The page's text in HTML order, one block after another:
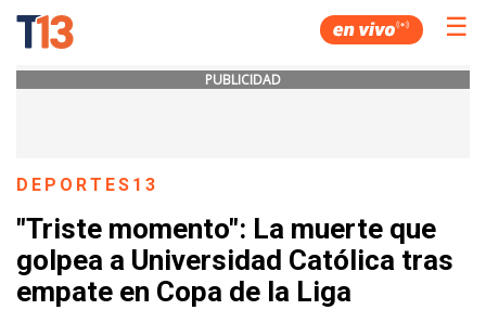
☰
PUBLICIDAD
DEPORTES13
"Triste momento": La muerte que
golpea a Universidad Católica tras
empate en Copa de la Liga